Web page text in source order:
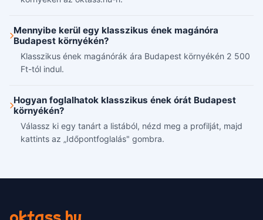
Mennyibe kerül egy klasszikus ének magánóra
Budapest környékén?
Klasszikus ének magánórák ára Budapest környékén 2 500
Ft-tól indul.
Hogyan foglalhatok klasszikus ének órát Budapest
környékén?
Válassz ki egy tanárt a listából, nézd meg a profilját, majd
kattints az „Időpontfoglalás" gombra.
oktass.hu